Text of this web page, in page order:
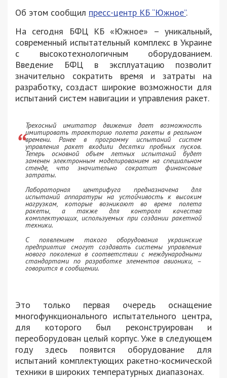
Об этом сообщил пресс-центр КБ “Южное”.
На сегодня БФЦ КБ «Южное» – уникальный,
современный испытательный комплекс в Украине
с высокотехнологичным оборудованием.
Введение БФЦ в эксплуатацию позволит
значительно сократить время и затраты на
разработку, создаст широкие возможности для
испытаний систем навигации и управления ракет.
Трехосный имитатор движения дает возможность
имитировать траекторию полета ракеты в реальном
времени. Ранее в программу испытаний систем
управления ракет входили десятки пробных пусков.
Теперь основной объем летных испытаний будет
заменен электронным моделированием на специальном
стенде, что значительно сократит финансовые
затраты.
Лабораторная центрифуга предназначена для
испытаний аппаратуры на устойчивость к высоким
нагрузкам, которые возникают во время полета
ракеты, а также для контроля качества
комплектующих, используемых при создании ракетной
техники.
С появлением такого оборудования украинские
предприятия смогут создавать системы управления
нового поколения в соответствии с международными
стандартами по разработке элементов авионики, –
говорится в сообщении.
Это только первая очередь оснащение
многофункционального испытательного центра,
для которого был реконструирован и
переоборудован целый корпус. Уже в следующем
году здесь появится оборудование для
испытаний комплектующих ракетно-космической
техники в широких температурных диапазонах.